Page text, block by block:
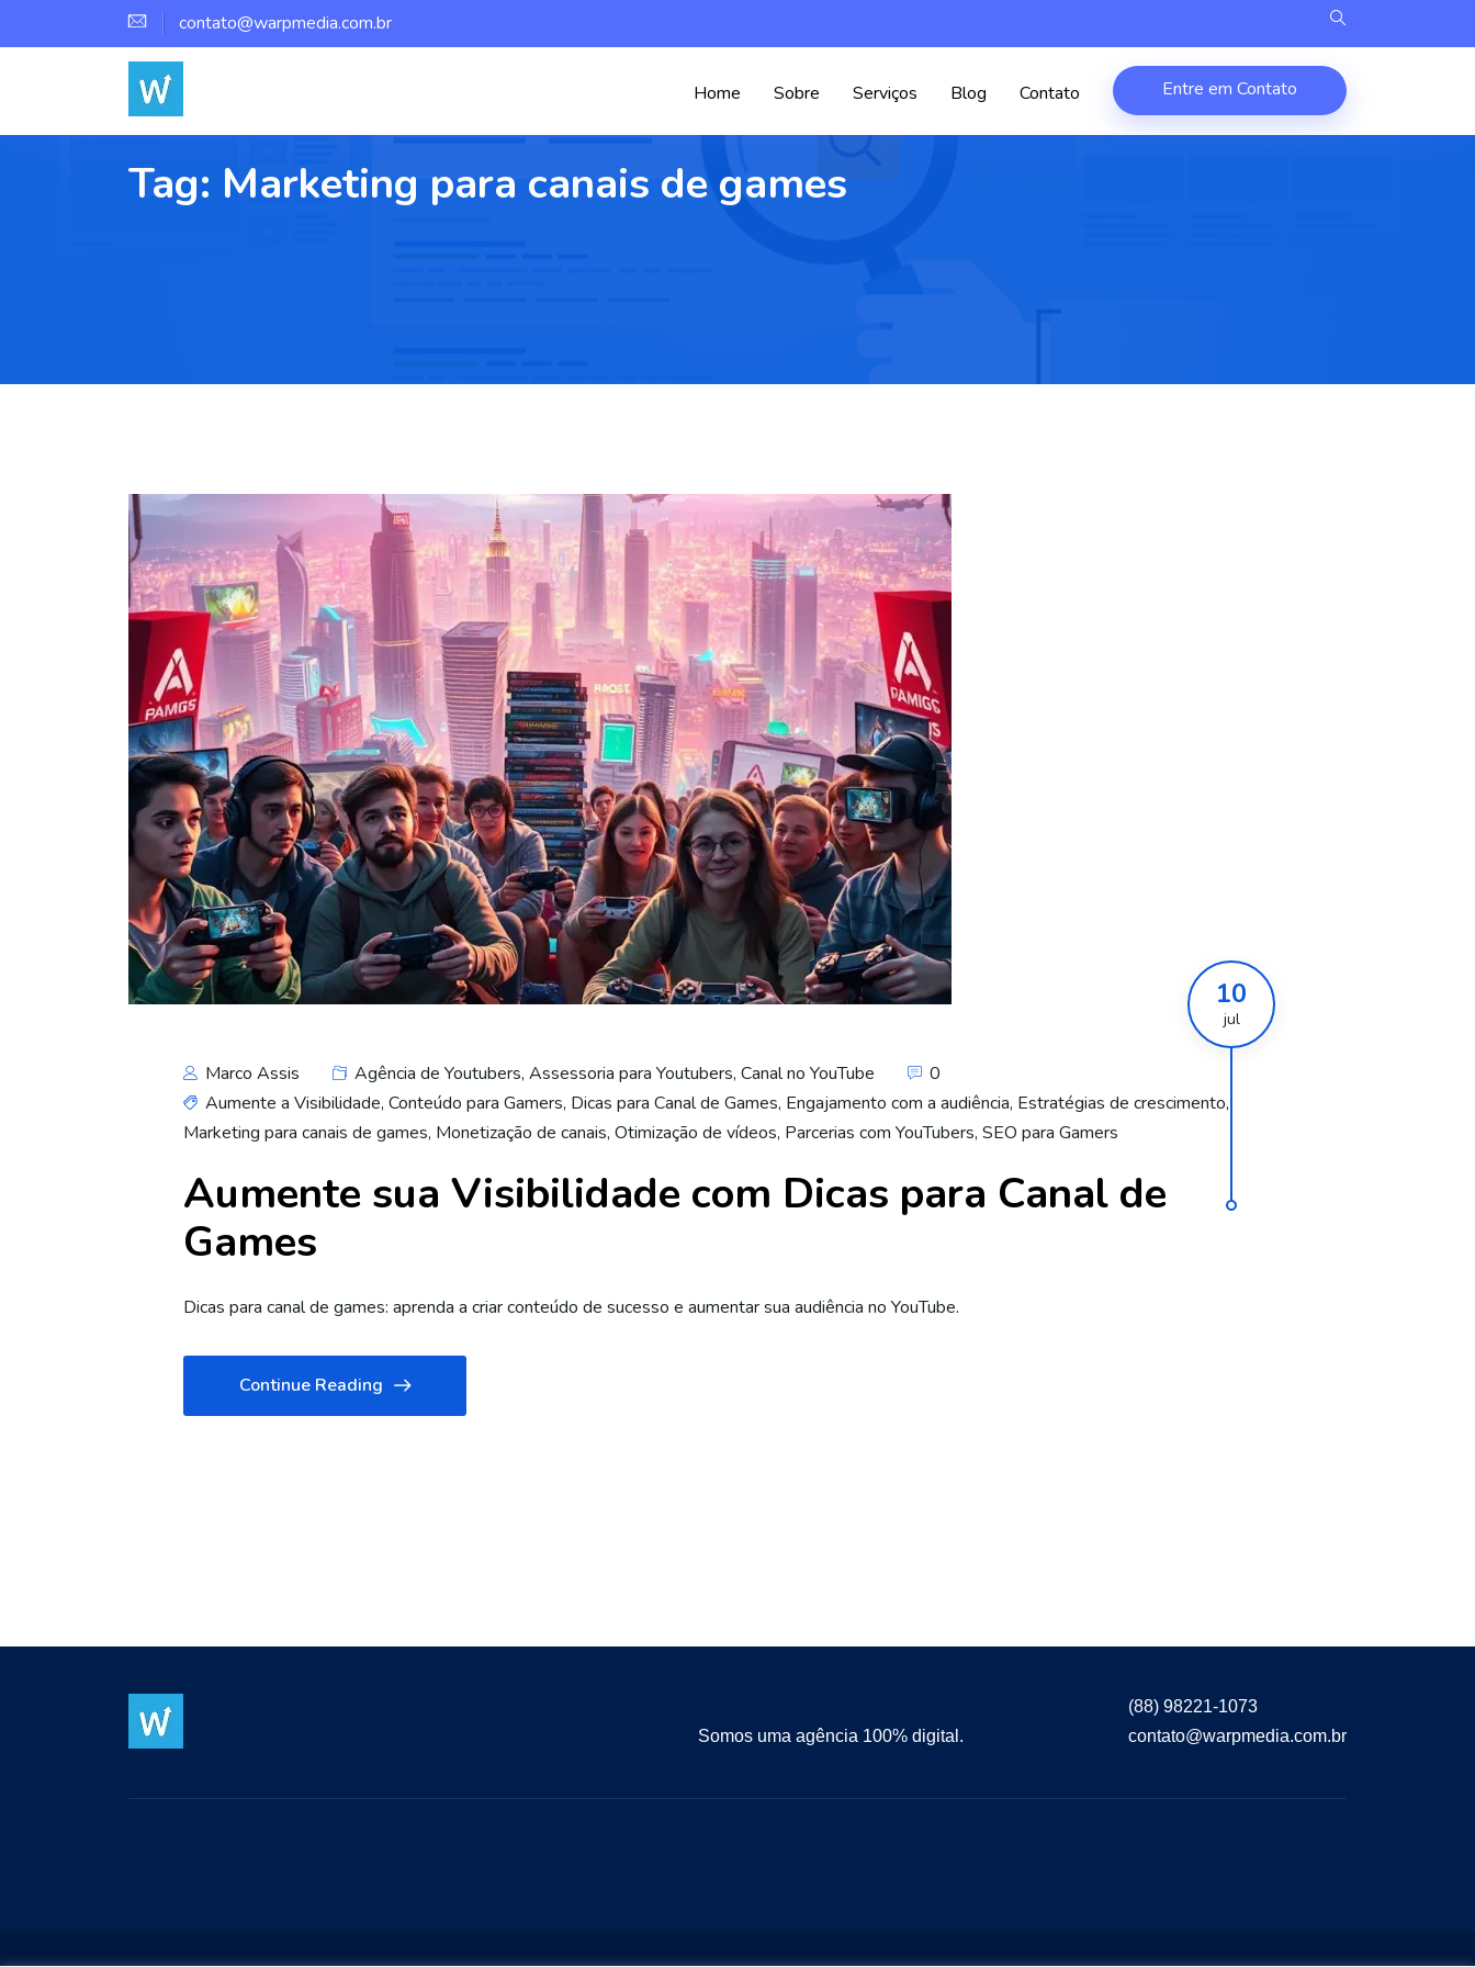
contato@warpmedia.com.br
Home Sobre Serviços Blog Contato Entre em Contato
Tag: Marketing para canais de games
Marco Assis Agência de Youtubers, Assessoria para Youtubers, Canal no YouTube 0
10
jul
Aumente a Visibilidade, Conteúdo para Gamers, Dicas para Canal de Games, Engajamento com a audiência, Estratégias de crescimento,
Marketing para canais de games, Monetização de canais, Otimização de vídeos, Parcerias com YouTubers, SEO para Gamers
Aumente sua Visibilidade com Dicas para Canal de
Games
Dicas para canal de games: aprenda a criar conteúdo de sucesso e aumentar sua audiência no YouTube.
Continue Reading
Somos uma agência 100% digital.
(88) 98221-1073
contato@warpmedia.com.br